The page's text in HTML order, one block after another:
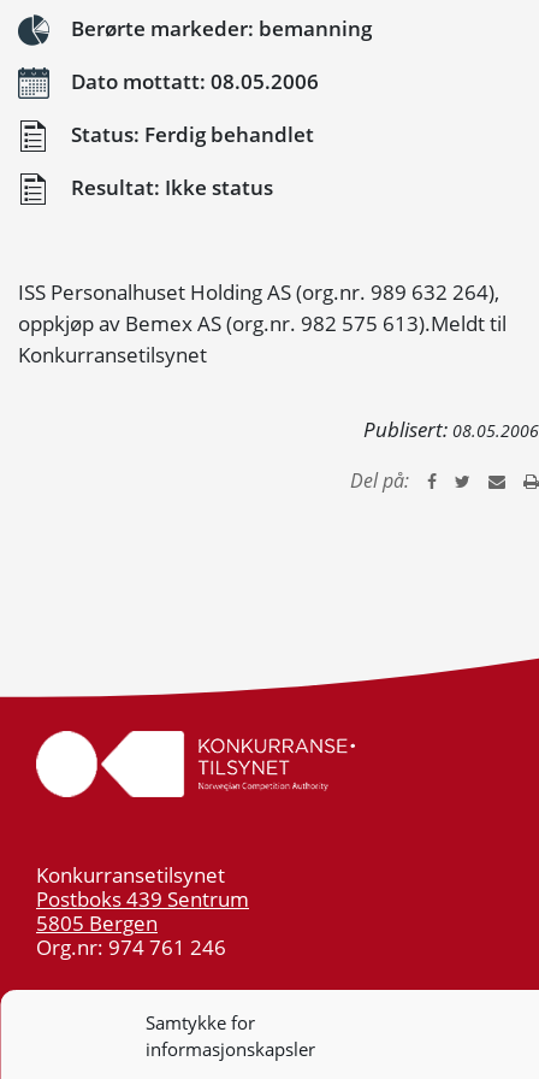
Samtykke for
informasjonskapsler
Berørte markeder: bemanning
Dato mottatt: 08.05.2006
Status: Ferdig behandlet
Resultat: Ikke status
ISS Personalhuset Holding AS (org.nr. 989 632 264),
oppkjøp av Bemex AS (org.nr. 982 575 613).Meldt til
Konkurransetilsynet
Publisert: 08.05.2006
Del på:
Konkurransetilsynet
Postboks 439 Sentrum
5805 Bergen
Org.nr: 974 761 246
55 59 75 00
post@kt.no